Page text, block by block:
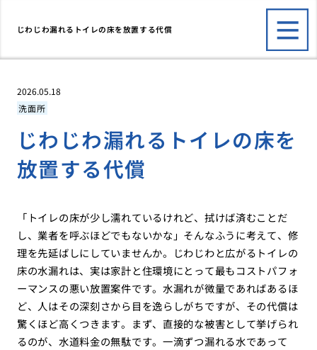
じわじわ漏れるトイレの床を放置する代償
2026.05.18
洗面所
じわじわ漏れるトイレの床を
放置する代償
「トイレの床が少し濡れているけれど、拭けば済むことだ
し、業者を呼ぶほどでもないかな」そんなふうに考えて、修
理を先延ばしにしていませんか。じわじわと広がるトイレの
床の水漏れは、実は家計と住環境にとって最もコストパフォ
ーマンスの悪い放置案件です。水漏れが微量であればあるほ
ど、人はその深刻さから目を逸らしがちですが、その代償は
驚くほど高くつきます。まず、直接的な被害として挙げられ
るのが、水道料金の無駄です。一滴ずつ漏れる水であって